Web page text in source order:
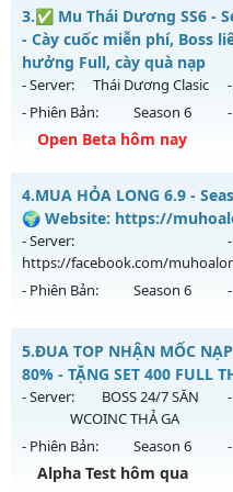
Thể loại: Mu Nguyên bản
Antihack: XShield
Huyền Giới - Siêng Năng
Mu mới ra tháng 08 2026 -
ngày 06/08/2626
Exp: 9999x - Drop: 999%
Antihack: Anti
3.✅ Mu Thái Dương SS6 -
- Cày cuốc miễn phí, Boss
hưởng Full, cày quà nạp
- Server: Thái Dương Clasic
- Phiên Bản:
Season 6
Open Beta hôm nay
✅ Mu Thái Dương SS6 -
sự kiện 24/24, cộng hưởng
Mu mới ra tháng 08 2026 -
vào 13h ngày 07/08/2626
Exp: 500x - Drop: 25%
Thể loại: Mu Nguyên bản
Antihack: VIP SHIELD
4.MUA HỎA LONG 6.9 -
🌍 Website: https://
- Server:
https://facebook.com/
- Phiên Bản: Season 6
MUA HỎA LONG 6.9 - 🌍
Mu mới ra tháng 08 2026 -
https://facebook.com/
03/08/2626
Exp: 9999x - Drop: 20%
Kiểu reset: Non Reset
5.ĐUA TOP NHẬN MỐC
80% - TẶNG SET 400 FULL
- Server:
BOSS 24/7 SĂN
WCOINC THẢ GA
- Phiên Bản: Season 6
Alpha Test hôm qua